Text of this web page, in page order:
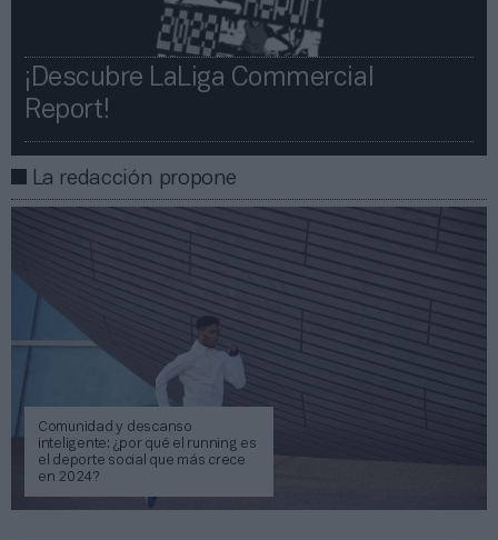
¡Descubre LaLiga Commercial
Report!​​
La redacción propone
Comunidad y descanso
inteligente: ¿por qué el running es
el deporte social que más crece
en 2024?